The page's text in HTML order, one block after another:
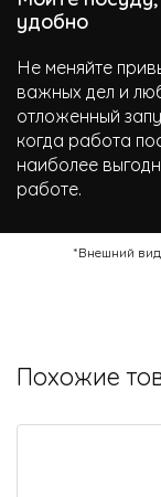
удобно
Не меняйте
важных дел и
отложенный
когда работа
наиболее
работе.
*Внешний вид
Похожие